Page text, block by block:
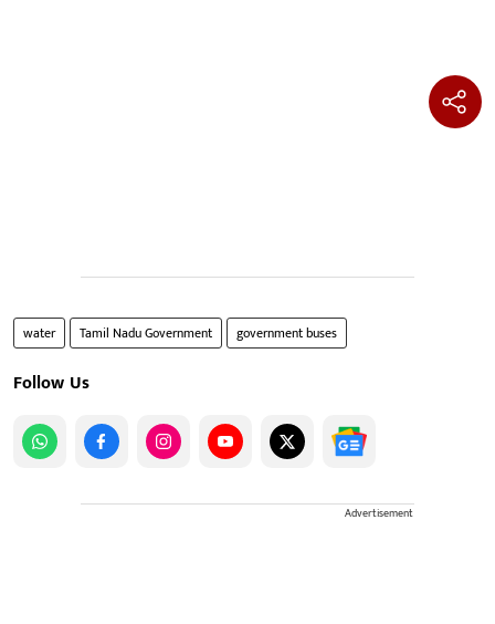
water Tamil Nadu Government government buses
Follow Us
Advertisement